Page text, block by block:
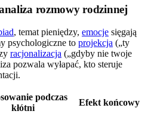
rozmowy rodzinnej
, temat pieniędzy, emocje sięgają
psychologiczne to projekcja („ty
racjonalizacja („gdyby nie twoje
pozwala wyłapać, kto steruje
podczas
kłótni
Efekt końcowy